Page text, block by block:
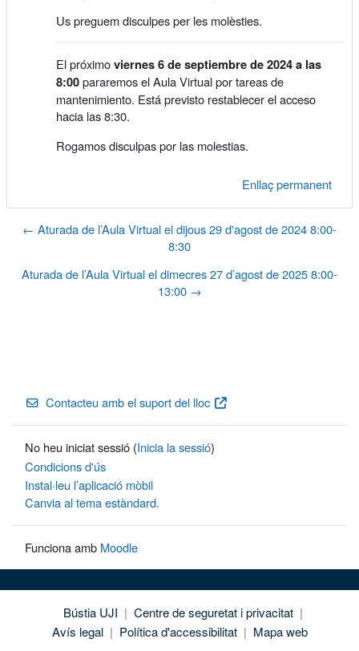
Us preguem disculpes per les molèsties.
El próximoviernes 6 de septiembre de 2024 a las
8:00pararemos el Aula Virtual por tareas de
mantenimiento. Está previsto restablecer el acceso
hacia las 8:30.
Rogamos disculpas por las molestias.
Enllaç permanent
← Aturada de l’Aula Virtual el dijous 29 d'agost de 2024 8:00-
8:30
Aturada de l’Aula Virtual el dimecres 27 d’agost de 2025 8:00-
13:00 →
Contacteu amb el suport del lloc
No heu iniciat sessió (Inicia la sessió)
Condicions d'ús
Instal·leu l’aplicació mòbil
Canvia al tema estàndard.
Funciona amb Moodle
Bústia UJI | Centre de seguretat i privacitat |
Avís legal | Política d'accessibilitat | Mapa web